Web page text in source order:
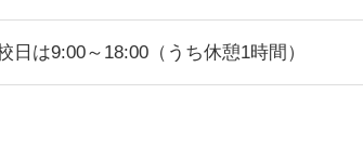
は9:00～18:00（うち休憩1時間）